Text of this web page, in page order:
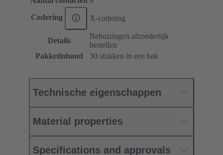
Codering X-codering
Details
Behuizingen afzonderlijk
bestellen
Pakketinhoud
30 stukken in een bak
Technische eigenschappen
Material properties
Specifications and approvals